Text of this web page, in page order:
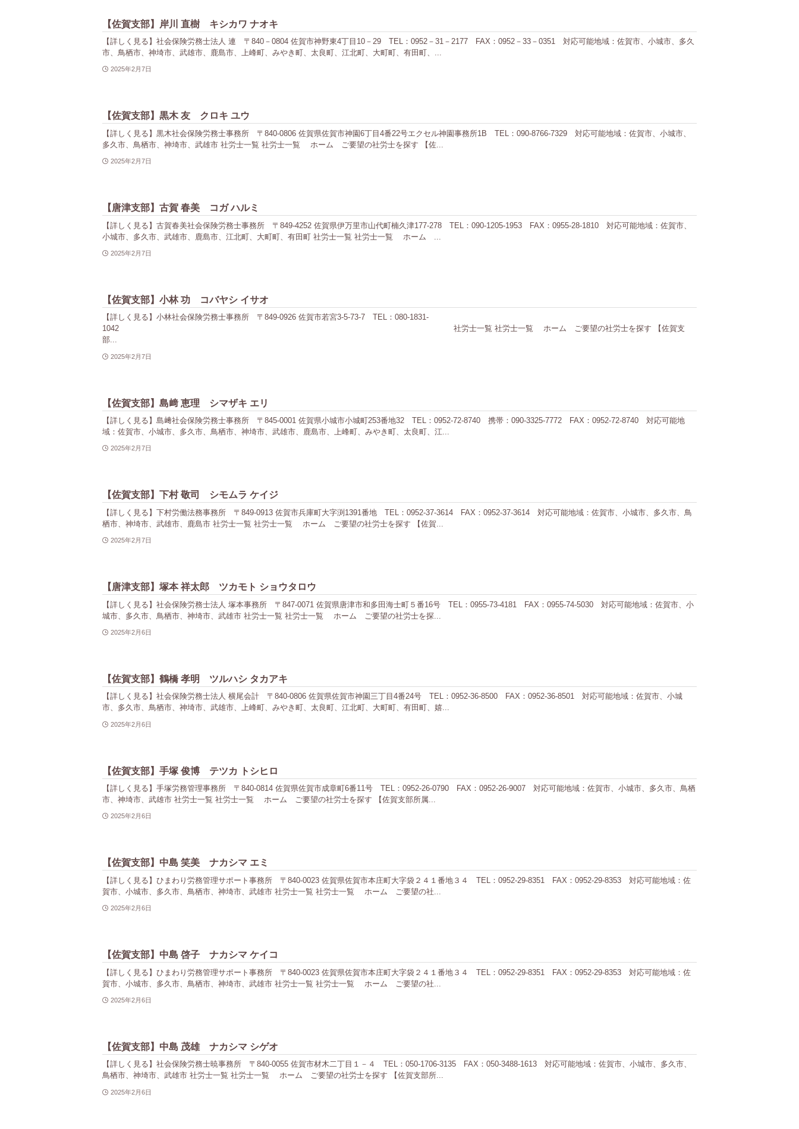
【佐賀支部】岸川 直樹 キシカワ ナオキ
【詳しく見る】社会保険労務士法人 連 〒840－0804 佐賀市神野東4丁目10－29 TEL：0952－31－2177 FAX：0952－33－0351 対応可能地域：佐賀市、小城市、多久
市、鳥栖市、神埼市、武雄市、鹿島市、上峰町、みやき町、太良町、江北町、大町町、有田町、...
2025年2月7日
【佐賀支部】黒木 友 クロキ ユウ
【詳しく見る】黒木社会保険労務士事務所 〒840-0806 佐賀県佐賀市神園6丁目4番22号エクセル神園事務所1B TEL：090-8766-7329 対応可能地域：佐賀市、小城市、
多久市、鳥栖市、神埼市、武雄市 社労士一覧 社労士一覧 ホーム ご要望の社労士を探す 【佐...
2025年2月7日
【唐津支部】古賀 春美 コガ ハルミ
【詳しく見る】古賀春美社会保険労務士事務所 〒849-4252 佐賀県伊万里市山代町楠久津177-278 TEL：090-1205-1953 FAX：0955-28-1810 対応可能地域：佐賀市、
小城市、多久市、武雄市、鹿島市、江北町、大町町、有田町 社労士一覧 社労士一覧 ホーム ...
2025年2月7日
【佐賀支部】小林 功 コバヤシ イサオ
【詳しく見る】小林社会保険労務士事務所 〒849-0926 佐賀市若宮3-5-73-7 TEL：080-1831-
1042 社労士一覧 社労士一覧 ホーム ご要望の社労士を探す 【佐賀支
部...
2025年2月7日
【佐賀支部】島﨑 恵理 シマザキ エリ
【詳しく見る】島﨑社会保険労務士事務所 〒845-0001 佐賀県小城市小城町253番地32 TEL：0952-72-8740 携帯：090-3325-7772 FAX：0952-72-8740 対応可能地
域：佐賀市、小城市、多久市、鳥栖市、神埼市、武雄市、鹿島市、上峰町、みやき町、太良町、江...
2025年2月7日
【佐賀支部】下村 敬司 シモムラ ケイジ
【詳しく見る】下村労働法務事務所 〒849-0913 佐賀市兵庫町大字渕1391番地 TEL：0952-37-3614 FAX：0952-37-3614 対応可能地域：佐賀市、小城市、多久市、鳥
栖市、神埼市、武雄市、鹿島市 社労士一覧 社労士一覧 ホーム ご要望の社労士を探す 【佐賀...
2025年2月7日
【唐津支部】塚本 祥太郎 ツカモト ショウタロウ
【詳しく見る】社会保険労務士法人 塚本事務所 〒847-0071 佐賀県唐津市和多田海士町５番16号 TEL：0955-73-4181 FAX：0955-74-5030 対応可能地域：佐賀市、小
城市、多久市、鳥栖市、神埼市、武雄市 社労士一覧 社労士一覧 ホーム ご要望の社労士を探...
2025年2月6日
【佐賀支部】鶴橋 孝明 ツルハシ タカアキ
【詳しく見る】社会保険労務士法人 横尾会計 〒840-0806 佐賀県佐賀市神園三丁目4番24号 TEL：0952-36-8500 FAX：0952-36-8501 対応可能地域：佐賀市、小城
市、多久市、鳥栖市、神埼市、武雄市、上峰町、みやき町、太良町、江北町、大町町、有田町、嬉...
2025年2月6日
【佐賀支部】手塚 俊博 テツカ トシヒロ
【詳しく見る】手塚労務管理事務所 〒840-0814 佐賀県佐賀市成章町6番11号 TEL：0952-26-0790 FAX：0952-26-9007 対応可能地域：佐賀市、小城市、多久市、鳥栖
市、神埼市、武雄市 社労士一覧 社労士一覧 ホーム ご要望の社労士を探す 【佐賀支部所属...
2025年2月6日
【佐賀支部】中島 笑美 ナカシマ エミ
【詳しく見る】ひまわり労務管理サポート事務所 〒840-0023 佐賀県佐賀市本庄町大字袋２４１番地３４ TEL：0952-29-8351 FAX：0952-29-8353 対応可能地域：佐
賀市、小城市、多久市、鳥栖市、神埼市、武雄市 社労士一覧 社労士一覧 ホーム ご要望の社...
2025年2月6日
【佐賀支部】中島 啓子 ナカシマ ケイコ
【詳しく見る】ひまわり労務管理サポート事務所 〒840-0023 佐賀県佐賀市本庄町大字袋２４１番地３４ TEL：0952-29-8351 FAX：0952-29-8353 対応可能地域：佐
賀市、小城市、多久市、鳥栖市、神埼市、武雄市 社労士一覧 社労士一覧 ホーム ご要望の社...
2025年2月6日
【佐賀支部】中島 茂雄 ナカシマ シゲオ
【詳しく見る】社会保険労務士暁事務所 〒840-0055 佐賀市材木二丁目１－４ TEL：050-1706-3135 FAX：050-3488-1613 対応可能地域：佐賀市、小城市、多久市、
鳥栖市、神埼市、武雄市 社労士一覧 社労士一覧 ホーム ご要望の社労士を探す 【佐賀支部所...
2025年2月6日